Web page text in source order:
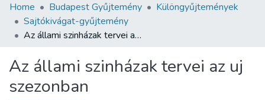
Communities & Collections
All of DSpace
Home Budapest Gyűjtemény
Különgyűjtemények
Sajtókivágat-gyűjtemény
Az állami szinházak tervei az uj szezonban
Az állami szinházak tervei az uj
szezonban